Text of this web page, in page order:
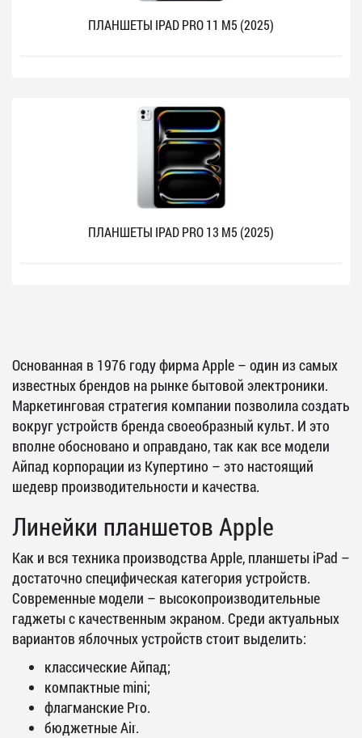
ПЛАНШЕТЫ IPAD PRO 11 M5 (2025)
ПЛАНШЕТЫ IPAD PRO 13 M5 (2025)
Основанная в 1976 году фирма Apple – один из самых
известных брендов на рынке бытовой электроники.
Маркетинговая стратегия компании позволила создать
вокруг устройств бренда своеобразный культ. И это
вполне обосновано и оправдано, так как все модели
Айпад корпорации из Купертино – это настоящий
шедевр производительности и качества.
Линейки планшетов Apple
Как и вся техника производства Apple, планшеты iPad –
достаточно специфическая категория устройств.
Современные модели – высокопроизводительные
гаджеты с качественным экраном. Среди актуальных
вариантов яблочных устройств стоит выделить:
классические Айпад;
компактные mini;
флагманские Pro.
бюджетные Air.